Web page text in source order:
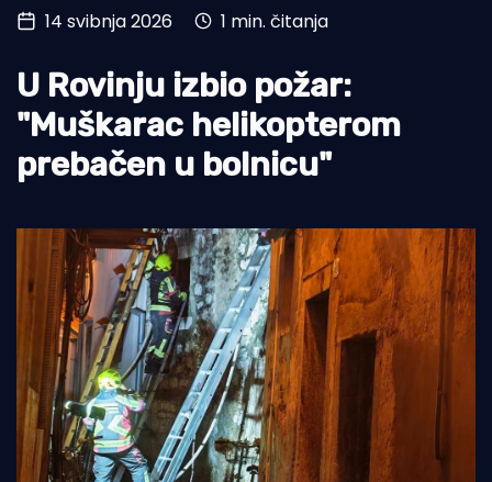
Turizam i nautika
Pomorstvo
Ribolov
Ekologija
14 svibnja 2026 1 min. čitanja
U Rovinju izbio požar:
"Muškarac helikopterom
prebačen u bolnicu"